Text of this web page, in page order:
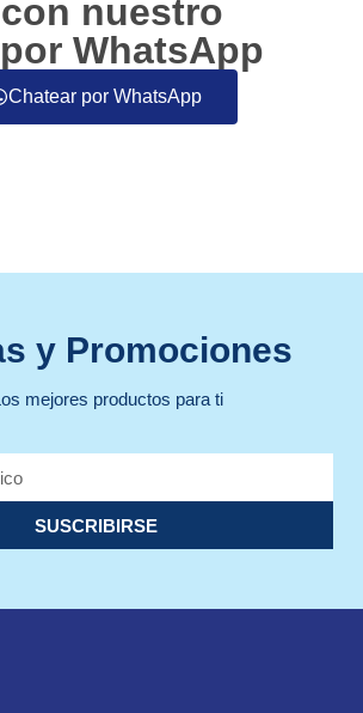
nuestro
WhatsApp
Chatear por WhatsApp
y Promociones
mejores productos para ti
SUSCRIBIRSE